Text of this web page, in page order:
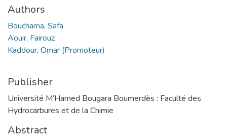
Authors
Bouchama, Safa
Aouir, Fairouz
Kaddour, Omar (Promoteur)
Publisher
Université M’Hamed Bougara Boumerdès : Faculté des
Hydrocarbures et de la Chimie
Abstract